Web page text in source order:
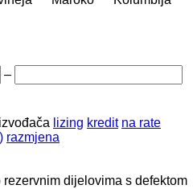
–
lizing kredit na rate
razmjena
rezervnim dijelovima s defektom